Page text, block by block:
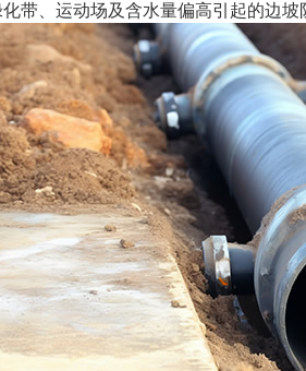
带、运动场及含水量偏高引起的边